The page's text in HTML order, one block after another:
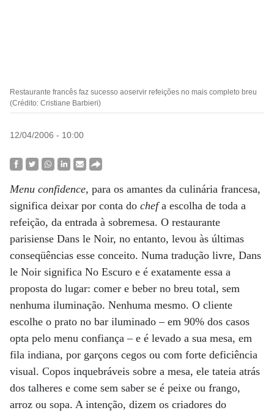
Restaurante francês faz sucesso aoservir refeições no mais completo breu
(Crédito: Cristiane Barbieri)
12/04/2006 - 10:00
Menu confidence, para os amantes da culinária francesa,
significa deixar por conta do chefa escolha de toda a
refeição, da entrada à sobremesa. O restaurante
parisiense Dans le Noir, no entanto, levou às últimas
conseqüências esse conceito. Numa tradução livre, Dans
le Noir significa No Escuro e é exatamente essa a
proposta do lugar: comer e beber no breu total, sem
nenhuma iluminação. Nenhuma mesmo. O cliente
escolhe o prato no bar iluminado – em 90% dos casos
opta pelo menu confiança – e é levado a sua mesa, em
fila indiana, por garçons cegos ou com forte deficiência
visual. Copos inquebráveis sobre a mesa, ele tateia atrás
dos talheres e come sem saber se é peixe ou frango,
arroz ou sopa. A intenção, dizem os criadores do